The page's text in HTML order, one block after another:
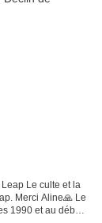
Le culte et la
Merci Aline🙏 Le
1990 et au début